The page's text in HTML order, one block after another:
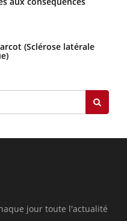
(Sclérose latérale
jour toute l'actualité